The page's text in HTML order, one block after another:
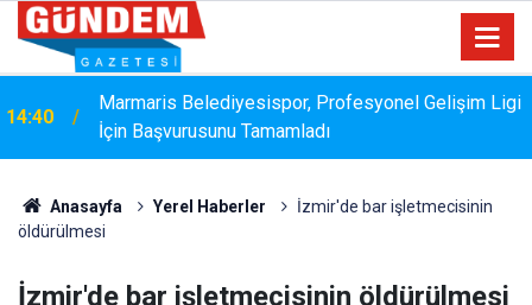
14:40
Marmaris Belediyesispor, Profesyonel Gelişim Ligi
İçin Başvurusunu Tamamladı
14:15
Bakanlık Veri Sunamadı: Metin Ergun'dan Turizm
Anasayfa Yerel Haberler
İzmir'de bar işletmecisinin
öldürülmesi
İzmir'de bar işletmecisinin öldürülmesi